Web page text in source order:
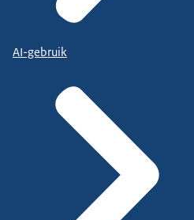
AI-gebruik